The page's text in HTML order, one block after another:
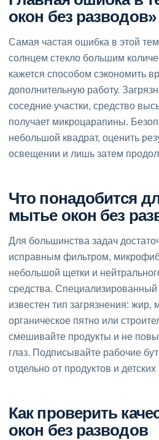
окон без разводов»
Самая частая ошибка в этой
солнцем стекло большим
кажется способом сэкономить
дополнительную работу.
соседние участки, средство
получает микроцарапины.
небольшой квадрат, оценить
освещении и лишь затем
Что понадобится
мытье окон без
Для большинства задач
исправным фильтром,
небольшой щетки и
средства. Специализированный
известен тип загрязнения: жир,
органическое пятно или
смешивайте продукты и не
глаз. Подписывайте рабочие
отдельно от продуктов и
Как проверить
окон без разводов